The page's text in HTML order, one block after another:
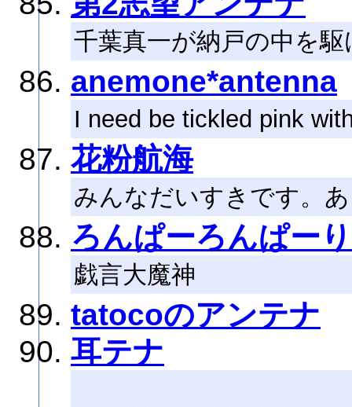
千葉真一が納戸の中を駆
anemone*antenna
I need be tickled pink
花粉航海
みんなだいすきです。
ろんぱーろんぱー
戯言大魔神
tatocoのアンテナ
耳テナ